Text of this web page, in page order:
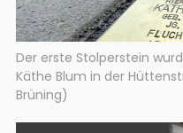
Der erste Stolperstein
Käthe Blum in der
Brüning)